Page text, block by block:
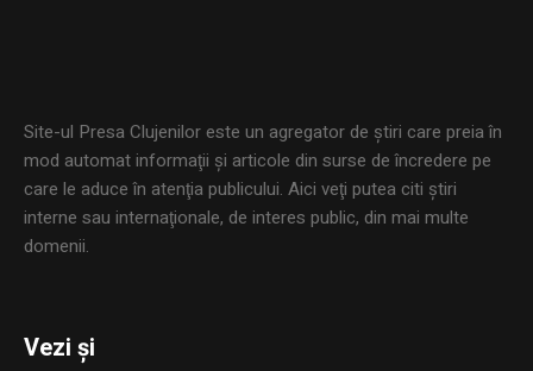
Site-ul Presa Clujenilor este un agregator de ştiri care preia în
mod automat informaţii şi articole din surse de încredere pe
care le aduce în atenţia publicului. Aici veţi putea citi ştiri
interne sau internaţionale, de interes public, din mai multe
domenii.
Vezi și